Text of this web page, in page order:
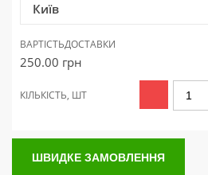
Київ
ВАРТІСТЬДОСТАВКИ
250.00 грн
КІЛЬКІСТЬ, ШТ
ШВИДКЕ ЗАМОВЛЕННЯ